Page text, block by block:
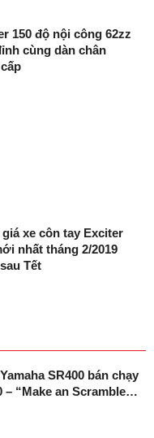
150 độ nội công 62zz
cùng dàn chân
giá xe côn tay Exciter
nhất tháng 2/2019
Tết
SR400 bán chạy
– “Make an Scramble…